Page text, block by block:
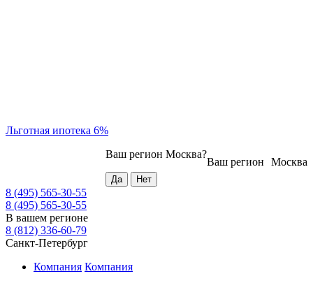
Льготная ипотека 6%
Москва
Ваш регион
Ваш регион Москва?
8 (495) 565-30-55
8 (495) 565-30-55
В вашем регионе
8 (812) 336-60-79
Санкт-Петербург
Компания Компания